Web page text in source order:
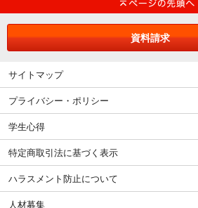
資料請求
サイトマップ
プライバシー・ポリシー
学生心得
特定商取引法に基づく表示
ハラスメント防止について
人材募集